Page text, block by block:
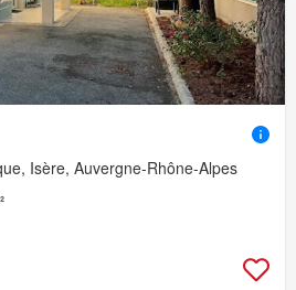
Isère, Auvergne-Rhône-Alpes